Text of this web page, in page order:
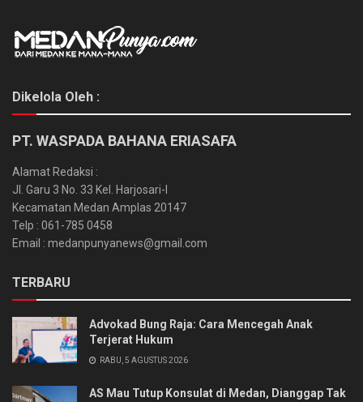
Dikelola Oleh :
PT. WASPADA BAHANA ERIASAFA
Alamat Redaksi :
Jl. Garu 3 No. 33 Kel. Harjosari-I
Kecamatan Medan Amplas 20147
Telp : 061-785 0458
Email : medanpunyanews@gmail.com
TERBARU
Advokad Bung Raja: Cara Mencegah Anak
Terjerat Hukum
RABU, 5 AGUSTUS 2026
AS Mau Tutup Konsulat di Medan, Dianggap Tak